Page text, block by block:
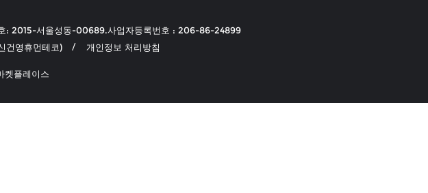
: 2015-서울성동-00689.사업자등록번호 : 206-86-24899
건영휴먼테코)
개인정보 처리방침
플레이스